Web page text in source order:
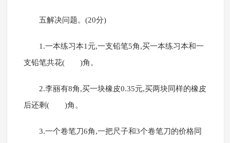
五解决问题。(20分)
1.一本练习本1元,一支铅笔5角,买一本练习本和一
支铅笔共花( )角。
2.李丽有8角,买一块橡皮0.35元,买两块同样的橡皮
后还剩( )角。
3.一个卷笔刀6角,一把尺子和3个卷笔刀的价格同